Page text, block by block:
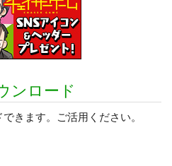
ンロード
きます。ご活用ください。